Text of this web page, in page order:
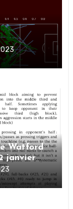
Watford
janvier